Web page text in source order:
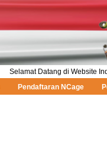
Selamat Datang di Website
Pendaftaran NCage